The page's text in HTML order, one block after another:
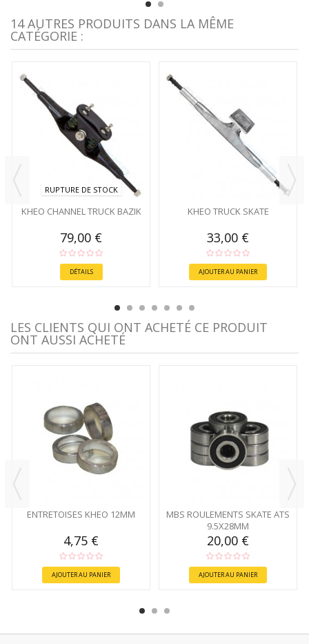
14 AUTRES PRODUITS DANS LA MÊME
CATÉGORIE :
RUPTURE DE STOCK
KHEO CHANNEL TRUCK BAZIK
79,00 €
DÉTAILS
KHEO TRUCK SKATE
33,00 €
AJOUTER AU PANIER
LES CLIENTS QUI ONT ACHETÉ CE PRODUIT
ONT AUSSI ACHETÉ
ENTRETOISES KHEO 12MM
4,75 €
AJOUTER AU PANIER
MBS ROULEMENTS SKATE ATS
9.5X28MM
20,00 €
AJOUTER AU PANIER